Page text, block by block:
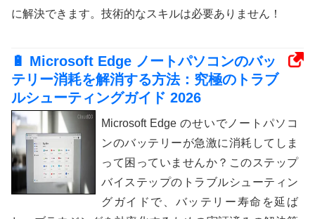
に解決できます。技術的なスキルは必要ありません！
🔋 Microsoft Edge ノートパソコンのバッ
テリー消耗を解消する方法：究極のトラブ
ルシューティングガイド 2026
Microsoft Edge のせいでノートパソコ
ンのバッテリーが急激に消耗してしま
って困っていませんか？このステップ
バイステップのトラブルシューティン
グガイドで、バッテリー寿命を延ば